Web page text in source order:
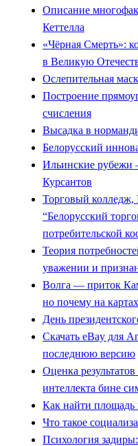
Описание
Кеттелла
«Чёрная Смерть»:
в Великую
Ослепительная
Построение
счисления
Высадка в
Белорусский
Ильинские рубежи
Курсантов
Торговый
“Белорусский
потребительской
Теория
уважении и
Волга — приток
но почему на
День
Скачать eBay для
последнюю версию
Оценка
интеллекта бине
Как найти площадь
Что такое
Психология